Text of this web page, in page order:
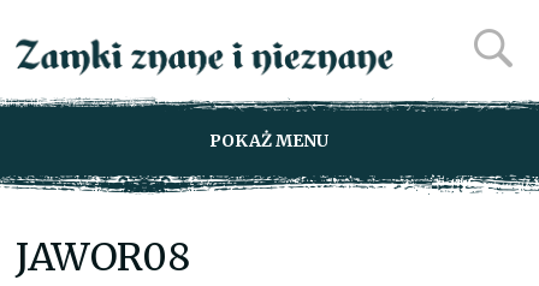
POKAŻ MENU
JAWOR08